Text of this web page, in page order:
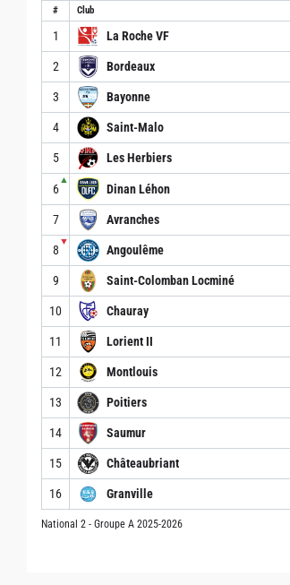
# Club
1 La Roche VF
2 Bordeaux
3 Bayonne
4 Saint-Malo
5 Les Herbiers
6
▲
Dinan Léhon
7 Avranches
8
▼
Angoulême
9 Saint-Colomban Locminé
10 Chauray
11 Lorient II
12 Montlouis
13 Poitiers
14 Saumur
15 Châteaubriant
16 Granville
National 2 - Groupe A 2025-2026